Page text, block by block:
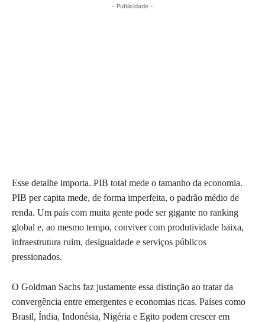
- Publicidade -
Esse detalhe importa. PIB total mede o tamanho da economia.
PIB per capita mede, de forma imperfeita, o padrão médio de
renda. Um país com muita gente pode ser gigante no ranking
global e, ao mesmo tempo, conviver com produtividade baixa,
infraestrutura ruim, desigualdade e serviços públicos
pressionados.
O Goldman Sachs faz justamente essa distinção ao tratar da
convergência entre emergentes e economias ricas. Países como
Brasil, Índia, Indonésia, Nigéria e Egito podem crescer em